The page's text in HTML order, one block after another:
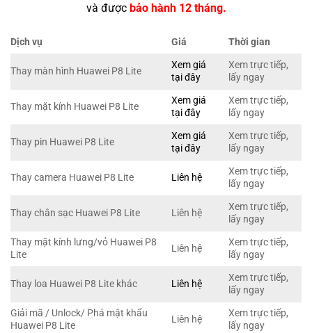
và được bảo hành 12 tháng.
Dịch vụ Giá Thời gian
Thay màn hình Huawei P8 Lite
Xem giá
tại đây
Xem trực tiếp,
lấy ngay
Thay mặt kính Huawei P8 Lite
Xem giá
tại đây
Xem trực tiếp,
lấy ngay
Thay pin Huawei P8 Lite
Xem giá
tại đây
Xem trực tiếp,
lấy ngay
Thay camera Huawei P8 Lite Liên hệ
Xem trực tiếp,
lấy ngay
Thay chân sạc Huawei P8 Lite Liên hệ
Xem trực tiếp,
lấy ngay
Thay mặt kính lưng/vỏ Huawei P8
Lite
Liên hệ
Xem trực tiếp,
lấy ngay
Thay loa Huawei P8 Lite khác Liên hệ
Xem trực tiếp,
lấy ngay
Giải mã / Unlock/ Phá mật khẩu
Huawei P8 Lite
Liên hệ
Xem trực tiếp,
lấy ngay